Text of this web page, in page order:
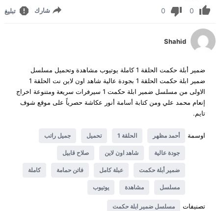
0
0 شارك تبليغ
Shahid
ضمير أبلة حكمت الحلقة 1 كاملة يوتيوب مشاهدة وتحميل مسلسل
ضمير ابلة حكمت الحلقة 1 بجودة عالية شاهد اون لاين نت الحلقة 1
الاولى من مسلسل ضمير ابلة حكمت 1 سيرفرات سريعة ومتنوعة اخراج
إنعام محمد علي ومن كتابة أسامة أنور عكاشة حصرياً على موقع شوف
تايم.
اوسمة أحمد مظهر الحلقة 1 تحميل جميل راتب
جودة عالية شاهد اون لاين صلاح قابيل
ضمير أبلة حكمت عبلة كامل فاتن حمامة كاملة
مسلسل مشاهدة يوتيوب
تصنيفات مسلسل ضمير ابلة حكمت